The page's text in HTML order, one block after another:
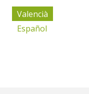
Valencià
Español